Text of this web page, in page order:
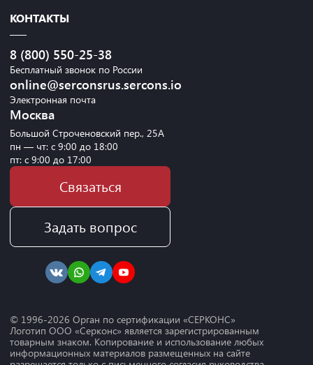
КОНТАКТЫ
8 (800) 550-25-38
Бесплатный звонок по России
online@serconsrus.sercons.io
Электронная почта
Москва
Большой Строченовский пер., 25А
пн — чт: с 9:00 до 18:00
пт: с 9:00 до 17:00
Связаться
Задать вопрос
© 1996-2026 Орган по сертификации «СЕРКОНС»
Логотип ООО «Серконс» является зарегистрированным
товарным знаком. Копирование и использование любых
информационных материалов размещенных на сайте